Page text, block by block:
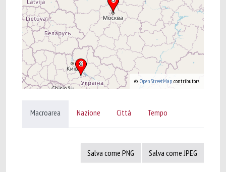
© OpenStreetMap contributors.
Macroarea Nazione Città Tempo
Salva come PNG Salva come JPEG